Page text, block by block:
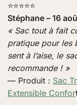
⭐⭐⭐⭐⭐
Stéphane – 16
« Sac tout à fait
pratique pour les
sent à l’aise, le
recommande ! »
— Produit : Sac
Extensible Confor